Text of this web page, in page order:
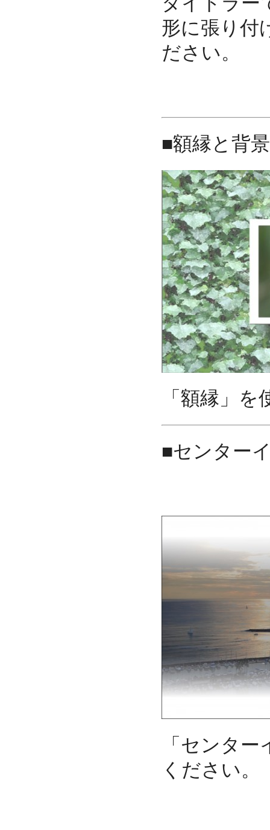
形に張り付
ださい。
■額縁と背
「額縁」
■センター
「センタ
ください。